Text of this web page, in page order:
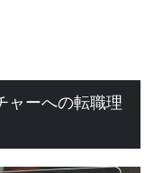
ャーへの転職理